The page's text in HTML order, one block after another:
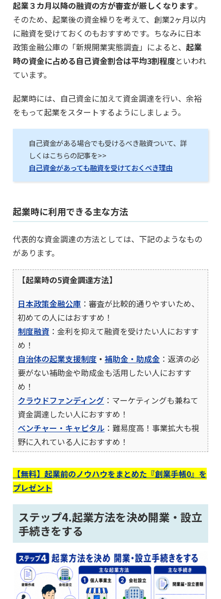
起業３カ月以降の融資の方が審査が厳しくなります。
そのため、起業後の資金繰りを考えて、創業2ヶ月以内
に融資を受けておくのもおすすめです。ちなみに日本
政策金融公庫の「新規開業実態調査」によると、 起業
時の資金に占める自己資金割合は平均3割程度といわれ
ています。
起業時には、自己資金に加えて資金調達を行い、余裕
をもって起業をスタートするようにしましょう。
自己資金がある場合でも受けるべき融資ついて、詳
しくはこちらの記事を>>
自己資金があっても融資を受けておくべき理由
起業時に利用できる主な方法
代表的な資金調達の方法としては、下記のようなもの
があります。
【起業時の5資金調達方法】
日本政策金融公庫 ：審査が比較的通りやすいため、
初めての人にはおすすめ！
制度融資 ：金利を抑えて融資を受けたい人におすす
め！
自治体の起業支援制度 ・ 補助金・助成金 ：返済の必
要がない補助金や助成金も活用したい人におすす
め！
クラウドファンディング ：マーケティングも兼ねて
資金調達したい人におすすめ！
ベンチャー・キャピタル ：難易度高！事業拡大も視
野に入れている人におすすめ！
【無料】起業前のノウハウをまとめた『創業手帳0』を
プレゼント
ステップ4.起業方法を決め開業・設立
手続きをする